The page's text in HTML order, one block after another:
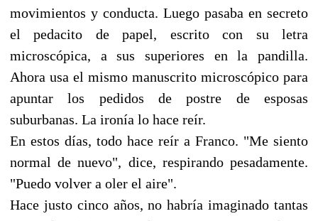
movimientos y conducta. Luego pasaba en secreto
el pedacito de papel, escrito con su letra
microscópica, a sus superiores en la pandilla.
Ahora usa el mismo manuscrito microscópico para
apuntar los pedidos de postre de esposas
suburbanas. La ironía lo hace reír.
En estos días, todo hace reír a Franco. "Me siento
normal de nuevo", dice, respirando pesadamente.
"Puedo volver a oler el aire".
Hace justo cinco años, no habría imaginado tantas